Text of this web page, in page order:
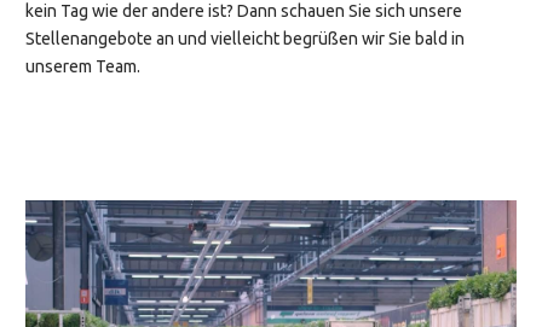
kein Tag wie der andere ist? Dann schauen Sie sich unsere
Stellenangebote an und vielleicht begrüßen wir Sie bald in
unserem Team.